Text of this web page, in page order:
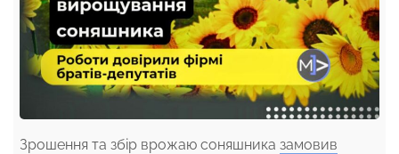
Зрошення та збір врожаю соняшника замовив